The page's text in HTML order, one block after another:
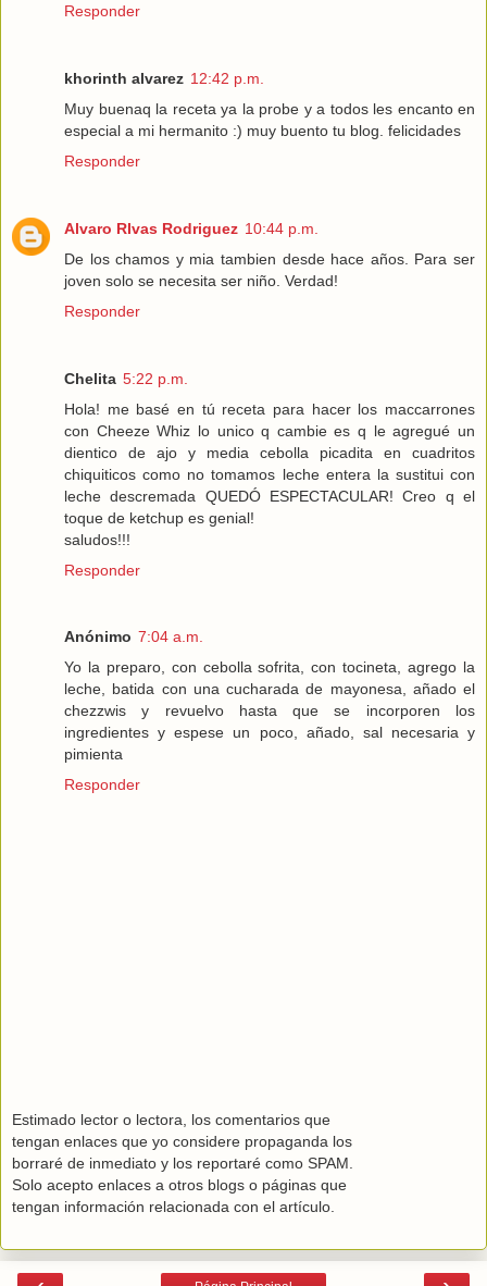
Responder
khorinth alvarez 12:42 p.m.
Muy buenaq la receta ya la probe y a todos les encanto en
especial a mi hermanito :) muy buento tu blog. felicidades
Responder
Alvaro RIvas Rodriguez 10:44 p.m.
De los chamos y mia tambien desde hace años. Para ser
joven solo se necesita ser niño. Verdad!
Responder
Chelita 5:22 p.m.
Hola! me basé en tú receta para hacer los maccarrones
con Cheeze Whiz lo unico q cambie es q le agregué un
dientico de ajo y media cebolla picadita en cuadritos
chiquiticos como no tomamos leche entera la sustitui con
leche descremada QUEDÓ ESPECTACULAR! Creo q el
toque de ketchup es genial!
saludos!!!
Responder
Anónimo 7:04 a.m.
Yo la preparo, con cebolla sofrita, con tocineta, agrego la
leche, batida con una cucharada de mayonesa, añado el
chezzwis y revuelvo hasta que se incorporen los
ingredientes y espese un poco, añado, sal necesaria y
pimienta
Responder
Estimado lector o lectora, los comentarios que
tengan enlaces que yo considere propaganda los
borraré de inmediato y los reportaré como SPAM.
Solo acepto enlaces a otros blogs o páginas que
tengan información relacionada con el artículo.